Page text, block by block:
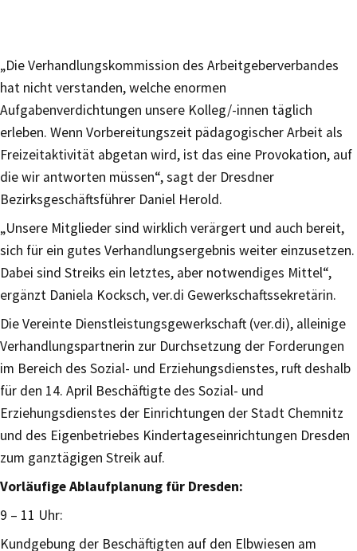
„Die Verhandlungskommission des Arbeitgeberverbandes
hat nicht verstanden, welche enormen
Aufgabenverdichtungen unsere Kolleg/-innen täglich
erleben. Wenn Vorbereitungszeit pädagogischer Arbeit als
Freizeitaktivität abgetan wird, ist das eine Provokation, auf
die wir antworten müssen“, sagt der Dresdner
Bezirksgeschäftsführer Daniel Herold.
„Unsere Mitglieder sind wirklich verärgert und auch bereit,
sich für ein gutes Verhandlungsergebnis weiter einzusetzen.
Dabei sind Streiks ein letztes, aber notwendiges Mittel“,
ergänzt Daniela Kocksch, ver.di Gewerkschaftssekretärin.
Die Vereinte Dienstleistungsgewerkschaft (ver.di), alleinige
Verhandlungspartnerin zur Durchsetzung der Forderungen
im Bereich des Sozial- und Erziehungsdienstes, ruft deshalb
für den 14. April Beschäftigte des Sozial- und
Erziehungsdienstes der Einrichtungen der Stadt Chemnitz
und des Eigenbetriebes Kindertageseinrichtungen Dresden
zum ganztägigen Streik auf.
Vorläufige Ablaufplanung für Dresden:
9 – 11 Uhr:
Kundgebung der Beschäftigten auf den Elbwiesen am